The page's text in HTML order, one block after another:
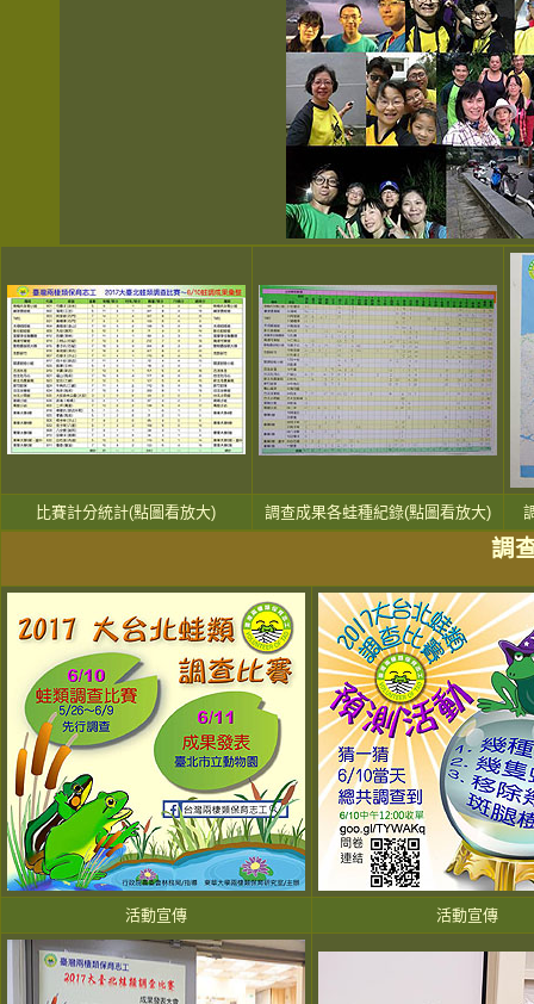
比賽計分統計(點圖看放大) 調查成果各蛙種紀錄(點圖看放大)
調
活動宣傳 活動宣傳